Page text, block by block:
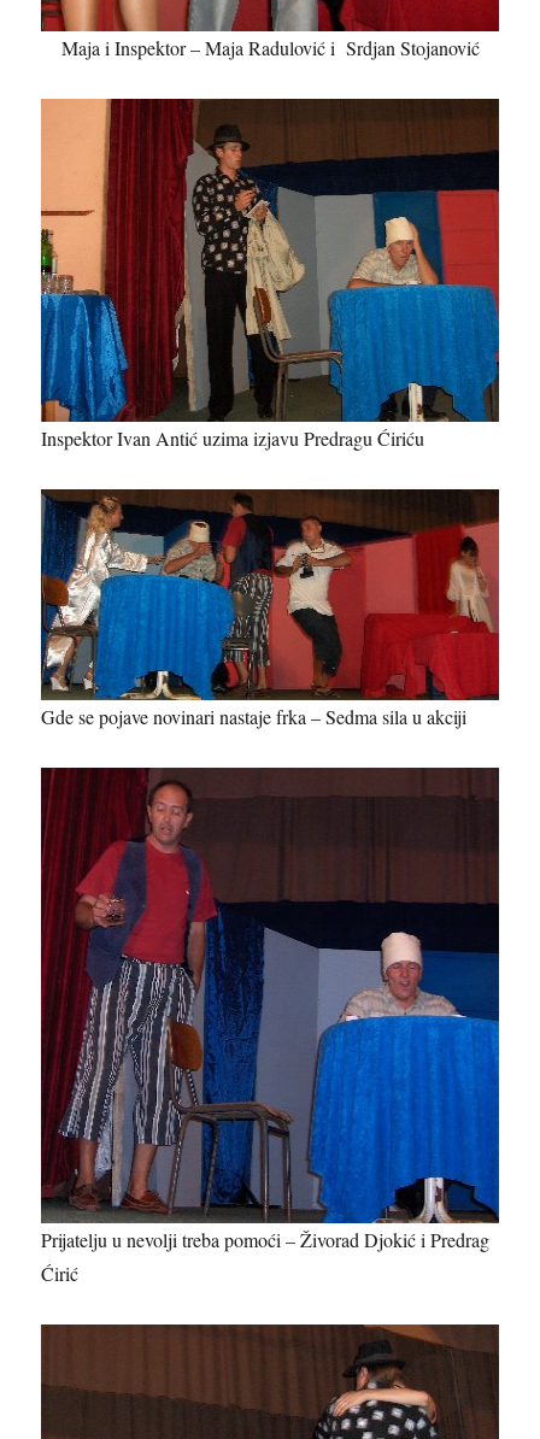
Maja i Inspektor – Maja Radulović i Srdjan Stojanović
Inspektor Ivan Antić uzima izjavu Predragu Ćiriću
Gde se pojave novinari nastaje frka – Sedma sila u akciji
Prijatelju u nevolji treba pomoći – Živorad Djokić i Predrag
Ćirić